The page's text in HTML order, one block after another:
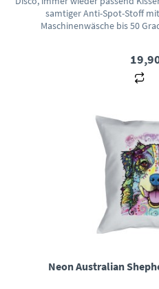
samtiger Anti-Spot-Stoff
Maschinenwäsche bis 50
Neon Australian